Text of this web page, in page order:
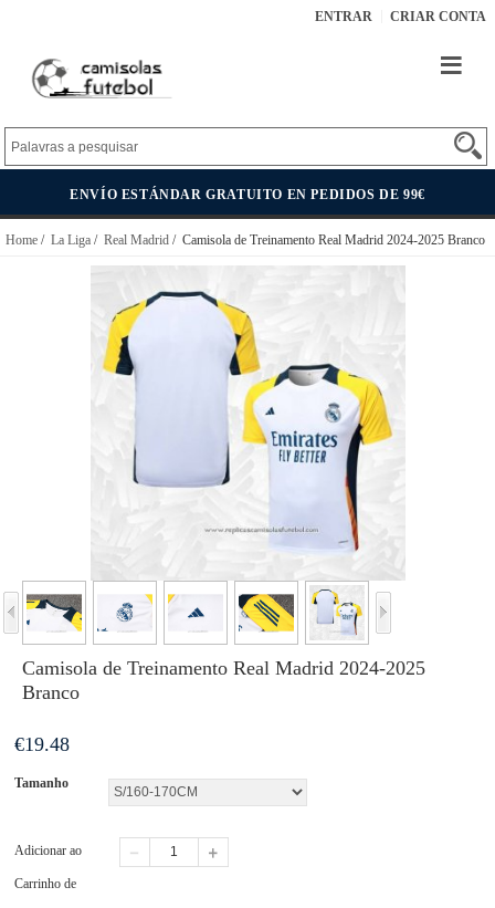
ENTRAR CRIAR CONTA
ENVÍO ESTÁNDAR GRATUITO EN PEDIDOS DE 99€
Home / La Liga / Real Madrid / Camisola de Treinamento Real Madrid 2024-2025 Branco
Camisola de Treinamento Real Madrid 2024-2025
Branco
€19.48
Tamanho
Adicionar ao
Carrinho de